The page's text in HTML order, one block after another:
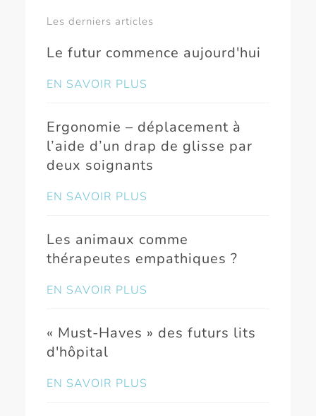
Les derniers articles
Le futur commence aujourd'hui
EN SAVOIR PLUS
Ergonomie – déplacement à
l’aide d’un drap de glisse par
deux soignants
EN SAVOIR PLUS
Les animaux comme
thérapeutes empathiques ?
EN SAVOIR PLUS
« Must-Haves » des futurs lits
d'hôpital
EN SAVOIR PLUS